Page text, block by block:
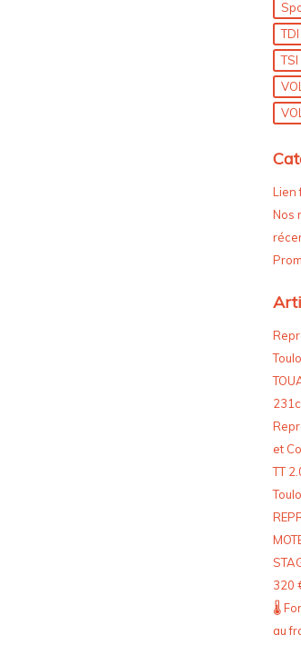
TDI
TSI
Lien
Nos
et
TT
320
🌡️
au